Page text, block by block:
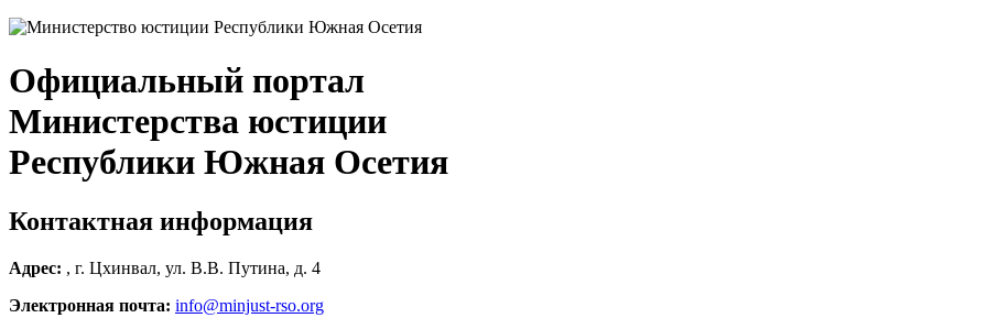
Официальный портал
Министерства юстиции
Республики Южная Осетия
Контактная информация
Адрес: , г. Цхинвал, ул. В.В. Путина, д. 4
Электронная почта: info@minjust-rso.org